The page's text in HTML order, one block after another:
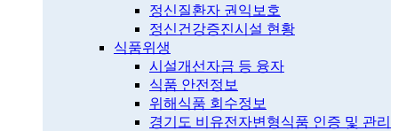
정신질환자 권익보호
정신건강증진시설 현황
식품위생
시설개선자금 등 융자
식품 안전정보
위해식품 회수정보
경기도 비유전자변형식품 인증 및 관리